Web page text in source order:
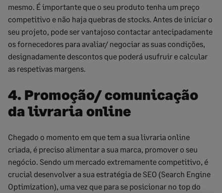
mesmo. É importante que o seu produto tenha um preço
competitivo e não haja quebras de stocks. Antes de iniciar o
seu projeto, pode ser vantajoso contactar antecipadamente
os fornecedores para avaliar/ negociar as suas condições,
designadamente descontos que poderá usufruir e calcular
as respetivas margens.
4. Promoção/ comunicação
da livraria online
Chegado o momento em que tem a sua livraria online
criada, é preciso alimentar a sua marca, promover o seu
negócio. Sendo um mercado extremamente competitivo, é
crucial desenvolver a sua estratégia de SEO (Search Engine
Optimization), uma vez que para se posicionar no top do